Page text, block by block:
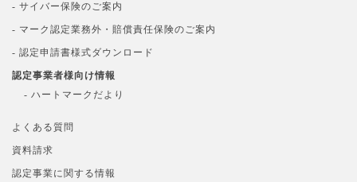
- サイバー保険のご案内
- マーク認定業務外・賠償責任保険のご案内
- 認定申請書様式ダウンロード
認定事業者様向け情報
- ハートマークだより
よくある質問
資料請求
認定事業に関する情報